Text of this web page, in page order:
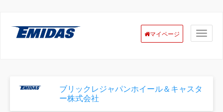
マイページ
ブリックレジャパンホイール＆キャスタ
ー株式会社